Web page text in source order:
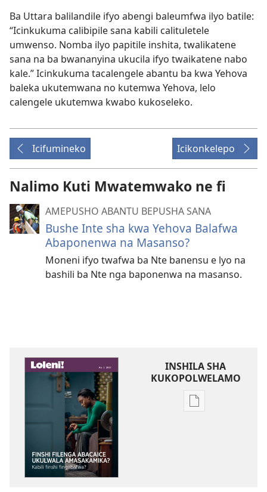
Ba Uttara balilandile ifyo abengi baleumfwa ilyo batile:
“Icinkukuma calibipile sana kabili calituletele
umwenso. Nomba ilyo papitile inshita, twalikatene
sana na ba bwananyina ukucila ifyo twaikatene nabo
kale.” Icinkukuma tacalengele abantu ba kwa Yehova
baleka ukutemwana no kutemwa Yehova, lelo
calengele ukutemwa kwabo kukoseleko.
Icifumineko Icikonkelepo
Nalimo Kuti Mwatemwako ne fi
AMEPUSHO ABANTU BEPUSHA SANA
Bushe Inte sha kwa Yehova Balafwa
Abaponenwa na Masanso?
Moneni ifyo twafwa ba Nte banensu e lyo na
bashili ba Nte nga baponenwa na masanso.
INSHILA SHA
KUKOPOLWELAMO
Inshila